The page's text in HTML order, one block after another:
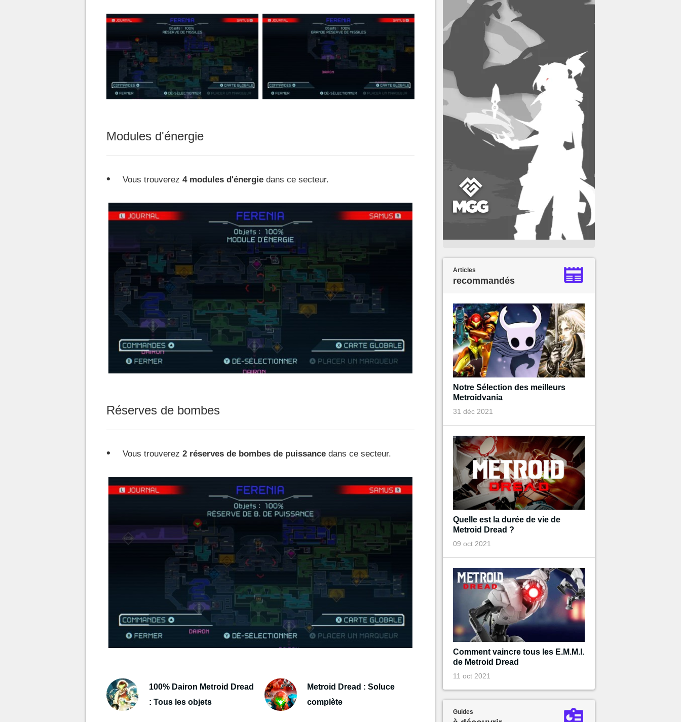
Modules d'énergie
Vous trouverez 4 modules d'énergie dans ce secteur.
Réserves de bombes
Vous trouverez 2 réserves de bombes de puissance dans ce secteur.
100% Dairon Metroid Dread
: Tous les objets
Metroid Dread : Soluce
complète
Articles
recommandés
Notre Sélection des meilleurs
Metroidvania
31 déc 2021
Quelle est la durée de vie de
Metroid Dread ?
09 oct 2021
Comment vaincre tous les E.M.M.I.
de Metroid Dread
11 oct 2021
Guides